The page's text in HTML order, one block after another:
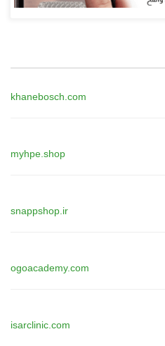
khanebosch.com
myhpe.shop
snappshop.ir
ogoacademy.com
isarclinic.com